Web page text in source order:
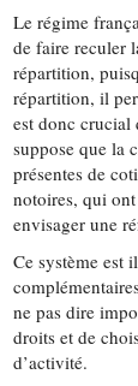
Le régime
de faire reculer
répartition,
répartition, il
est donc crucial
suppose que la
présentes de
notoires, qui
envisager une
Ce système est
ne pas dire
droits et de
d’activité.